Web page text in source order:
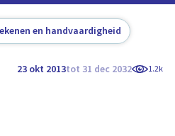
en handvaardigheid
23 okt 2013tot 31 dec 2032 1.2k